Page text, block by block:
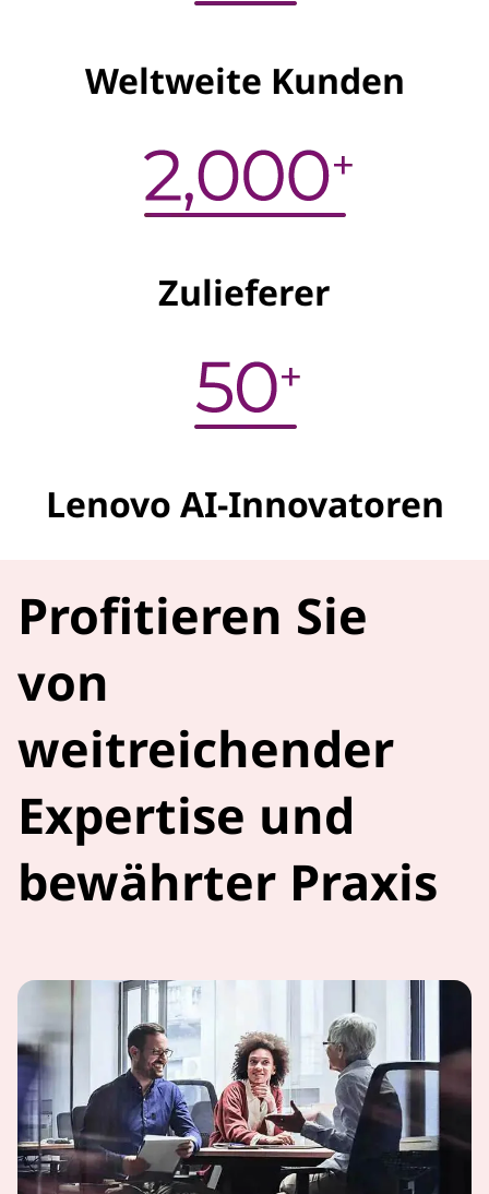
Weltweite Kunden
Zulieferer
Lenovo AI-Innovatoren
Profitieren Sie
von
weitreichender
Expertise und
bewährter Praxis